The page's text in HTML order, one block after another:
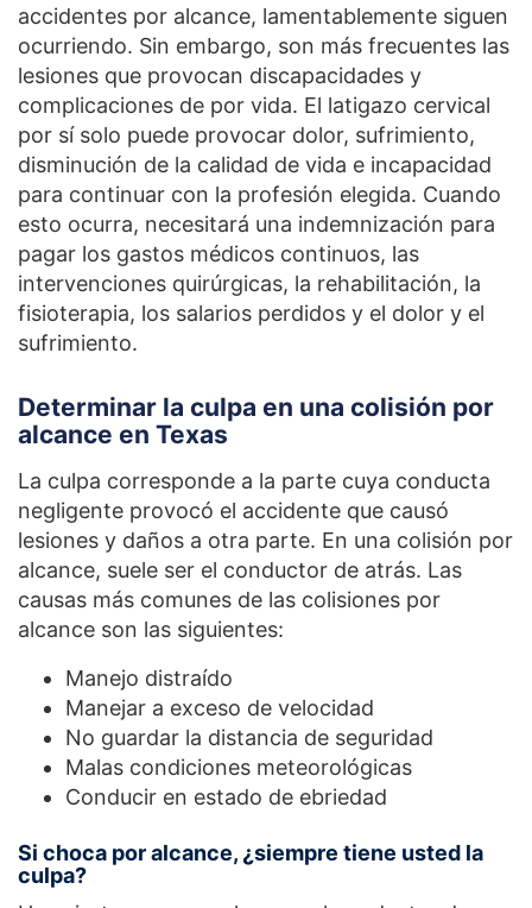
accidentes por alcance, lamentablemente siguen
ocurriendo. Sin embargo, son más frecuentes las
lesiones que provocan discapacidades y
complicaciones de por vida. El latigazo cervical
por sí solo puede provocar dolor, sufrimiento,
disminución de la calidad de vida e incapacidad
para continuar con la profesión elegida. Cuando
esto ocurra, necesitará una indemnización para
pagar los gastos médicos continuos, las
intervenciones quirúrgicas, la rehabilitación, la
fisioterapia, los salarios perdidos y el dolor y el
sufrimiento.
Determinar la culpa en una colisión por
alcance en Texas
La culpa corresponde a la parte cuya conducta
negligente provocó el accidente que causó
lesiones y daños a otra parte. En una colisión por
alcance, suele ser el conductor de atrás. Las
causas más comunes de las colisiones por
alcance son las siguientes:
Manejo distraído
Manejar a exceso de velocidad
No guardar la distancia de seguridad
Malas condiciones meteorológicas
Conducir en estado de ebriedad
Si choca por alcance, ¿siempre tiene usted la
culpa?